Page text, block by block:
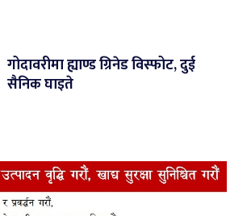
गोदावरीमा ह्याण्ड ग्रिनेड विस्फोट, दुई
सैनिक घाइते